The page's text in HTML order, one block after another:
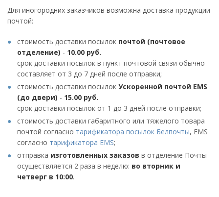
Для иногородних заказчиков возможна доставка продукции
почтой:
стоимость доставки посылок почтой (почтовое
отделение) - 10.00 руб.
срок доставки посылок в пункт почтовой связи обычно
составляет от 3 до 7 дней после отправки;
стоимость доставки посылок Ускоренной почтой EMS
(до двери) - 15.00 руб.
срок доставки посылок от 1 до 3 дней после отправки;
стоимость доставки габаритного или тяжелого товара
почтой согласно тарификатора посылок Белпочты, EMS
согласно тарификатора EMS;
отправка изготовленных заказов в отделение Почты
осуществляется 2 раза в неделю: во вторник и
четверг в 10:00.